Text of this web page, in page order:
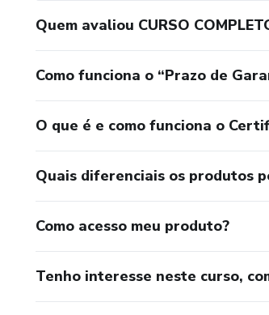
Quem avaliou CURSO
Como funciona o “Prazo de
O que é e como funciona o
Quais diferenciais os produtos
Como acesso meu produto?
Tenho interesse neste curso,